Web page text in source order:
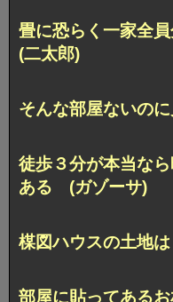
畳に恐らく一家全
(二太郎)
そんな部屋ないの
徒歩３分が本当な
ある (ガゾーサ)
楳図ハウスの土地
部屋に貼ってある